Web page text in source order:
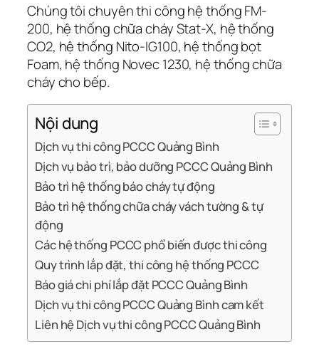
Chúng tôi chuyên thi công hệ thống FM-
200, hệ thống chữa cháy Stat-X, hệ thống
CO2, hệ thống Nito-IG100, hệ thống bọt
Foam, hệ thống Novec 1230, hệ thống chữa
cháy cho bếp.
Nội dung
Dịch vụ thi công PCCC Quảng Bình
Dịch vụ bảo trì, bảo dưỡng PCCC Quảng Bình
Bảo trì hệ thống báo cháy tự động
Bảo trì hệ thống chữa cháy vách tường & tự
động
Các hệ thống PCCC phổ biến được thi công
Quy trình lắp đặt, thi công hệ thống PCCC
Báo giá chi phí lắp đặt PCCC Quảng Bình
Dịch vụ thi công PCCC Quảng Bình cam kết
Liên hệ Dịch vụ thi công PCCC Quảng Bình